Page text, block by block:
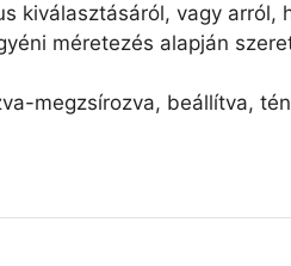
kiválasztásáról, vagy arról,
méretezés alapján
megzsírozva, beállítva,